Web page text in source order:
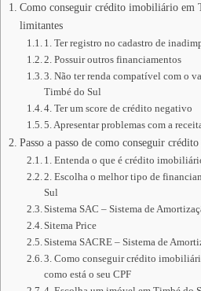
Como conseguir crédito imobiliário em
limitantes
1. Ter registro no cadastro de
2. Possuir outros financiamentos
3. Não ter renda compatível com o
Timbé do Sul
4. Ter um score de crédito negativo
5. Apresentar problemas com a
Passo a passo de como conseguir
1. Entenda o que é crédito
2. Escolha o melhor tipo de
Sul
Sistema SAC – Sistema de
Sitema Price
Sistema SACRE – Sistema de
3. Como conseguir crédito
como está o seu CPF